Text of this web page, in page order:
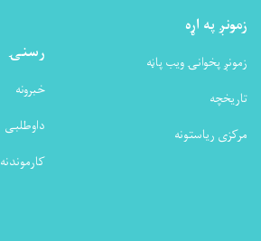
زمونږ په اړه
زمونږ پخوانۍ ویب پاڼه
تاریخچه
مرکزی ریاستونه
رسنۍ
خبرونه
داوطلبی
کارموندنه